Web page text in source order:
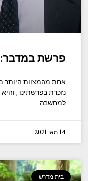
פרשת במדבר:
אחת מהמצוות היותר
נזכרת בפרשתינו , והיא
למחשבה.
14 מאי 2021
בית מדרש